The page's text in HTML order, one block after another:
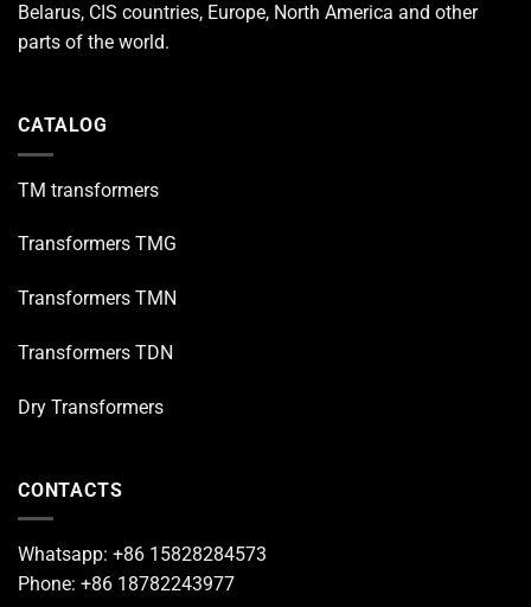
Belarus, CIS countries, Europe, North America and other
parts of the world.
CATALOG
TM transformers
Transformers TMG
Transformers TMN
Transformers TDN
Dry Transformers
CONTACTS
Whatsapp: +86 15828284573
Phone: +86 18782243977